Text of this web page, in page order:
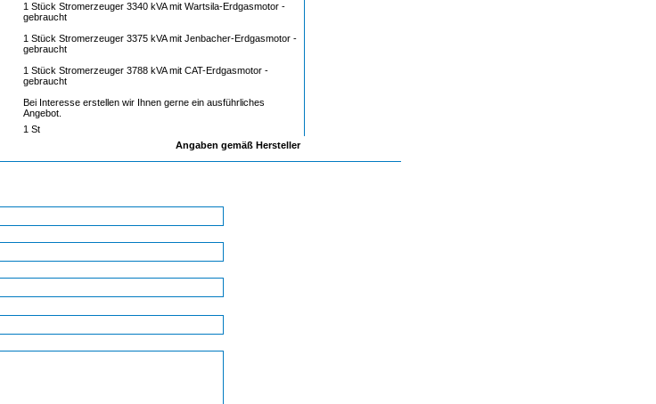
1 Stück Stromerzeuger 3340 kVA mit Wartsila-Erdgasmotor -
gebraucht
1 Stück Stromerzeuger 3375 kVA mit Jenbacher-Erdgasmotor -
gebraucht
1 Stück Stromerzeuger 3788 kVA mit CAT-Erdgasmotor -
gebraucht
Bei Interesse erstellen wir Ihnen gerne ein ausführliches
Angebot.
1 St
Angaben gemäß Hersteller